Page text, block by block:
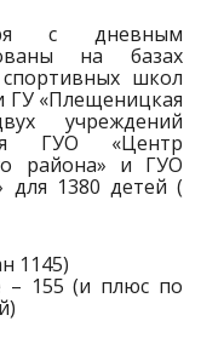
с дневным
на базах
школ
«Плещеницкая
учреждений
ГУО «Центр
района» и ГУО
для 1380 детей (
1145)
– 155 (и плюс по